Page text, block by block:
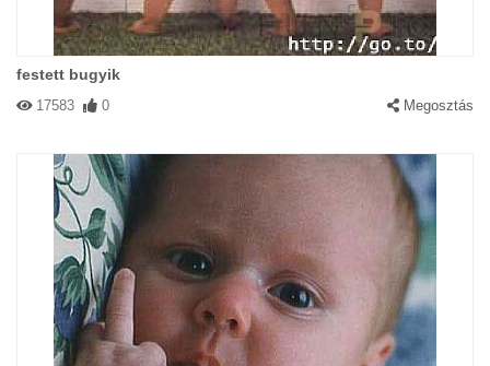
festett bugyik
17583 0 Megosztás